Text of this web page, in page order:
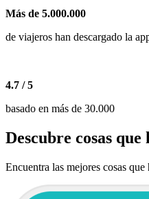
Más de 5.000.000
de viajeros han descargado la
4.7 / 5
basado en más de 30.000
Descubre cosas
Encuentra las mejores cosas